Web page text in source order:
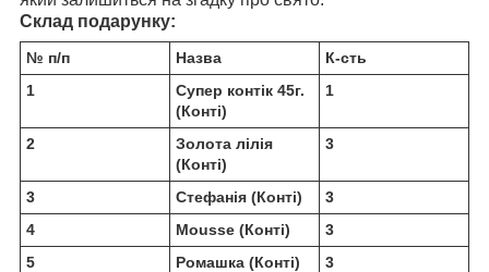
Склад подарунку:
№ п/п Назва
К-сть
1
Супер контік 45г.
(Конті)
1
2
Золота лілія
(Конті)
3
3 Стефанія (Конті)
3
4
Mousse (Конті)
3
5
Ромашка (Конті)
3